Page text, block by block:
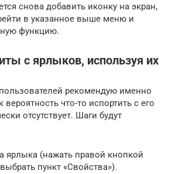
снова добавить иконку на экран,
в указанное выше меню и
функцию.
с ярлыков, используя их
рекомендую именно
вероятность что-то испортить с его
отсутствует. Шаги будут
ярлыка (нажать правой кнопкой
пункт «Свойства»).